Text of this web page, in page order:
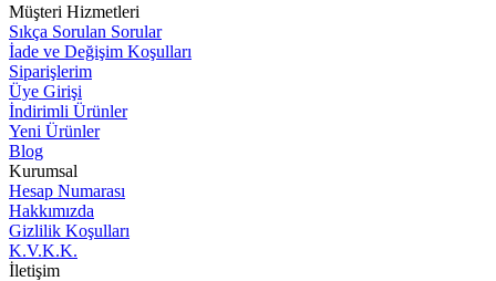
Müşteri Hizmetleri
Sıkça Sorulan Sorular
İade ve Değişim Koşulları
Siparişlerim
Üye Girişi
İndirimli Ürünler
Yeni Ürünler
Blog
Kurumsal
Hesap Numarası
Hakkımızda
Gizlilik Koşulları
K.V.K.K.
İletişim